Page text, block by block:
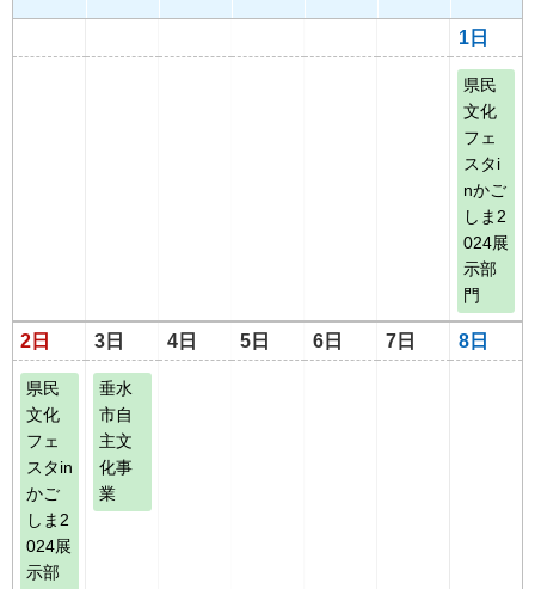
1日
県民
文化
フェ
スタi
nかご
しま2
024展
示部
門
2日 3日 4日 5日 6日 7日 8日
県民
文化
フェ
スタin
かご
しま2
024展
示部
垂水
市自
主文
化事
業